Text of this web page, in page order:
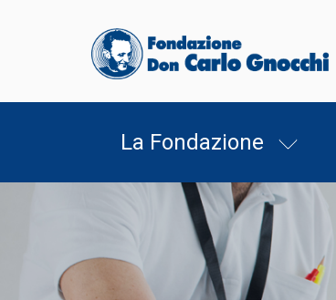
La Fondazione